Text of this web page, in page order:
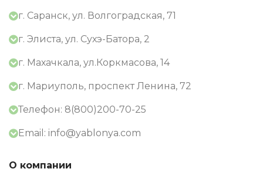
г. Саранск, ул. Волгоградская, 71
г. Элиста, ул. Сухэ-Батора, 2
г. Махачкала, ул.Коркмасова, 14
г. Мариуполь, проспект Ленина, 72
Телефон: 8(800)200-70-25
Email: info@yablonya.com
О компании